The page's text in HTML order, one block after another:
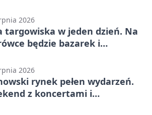
2026
targowiska w jeden dzień. Na
będzie bazarek i
2026
rynek pełen wydarzeń.
z koncertami i